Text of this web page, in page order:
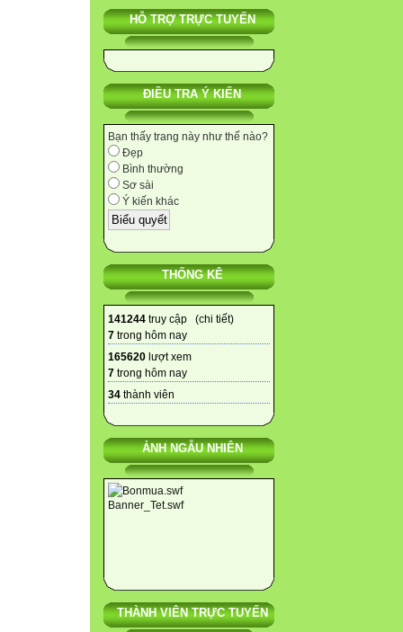
HỖ TRỢ TRỰC TUYẾN
ĐIỀU TRA Ý KIẾN
Bạn thấy trang này như thế nào?
Đẹp
Bình thường
Sơ sài
Ý kiến khác
THỐNG KÊ
141244 truy cập (chi tiết)
7 trong hôm nay
165620 lượt xem
7 trong hôm nay
34 thành viên
ẢNH NGẪU NHIÊN
THÀNH VIÊN TRỰC TUYẾN